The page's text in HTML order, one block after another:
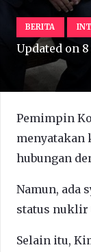
BERITA
Updated on
Pemimpin
menyatakan
hubungan
Namun, ada
status nuklir
Selain itu,